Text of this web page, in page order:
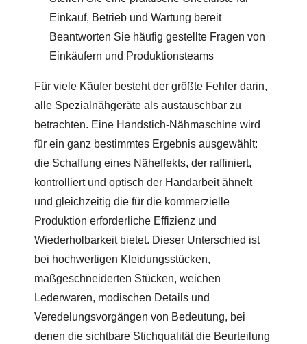
Einkauf, Betrieb und Wartung bereit
Beantworten Sie häufig gestellte Fragen von
Einkäufern und Produktionsteams
Für viele Käufer besteht der größte Fehler darin,
alle Spezialnähgeräte als austauschbar zu
betrachten. Eine Handstich-Nähmaschine wird
für ein ganz bestimmtes Ergebnis ausgewählt:
die Schaffung eines Näheffekts, der raffiniert,
kontrolliert und optisch der Handarbeit ähnelt
und gleichzeitig die für die kommerzielle
Produktion erforderliche Effizienz und
Wiederholbarkeit bietet. Dieser Unterschied ist
bei hochwertigen Kleidungsstücken,
maßgeschneiderten Stücken, weichen
Lederwaren, modischen Details und
Veredelungsvorgängen von Bedeutung, bei
denen die sichtbare Stichqualität die Beurteilung